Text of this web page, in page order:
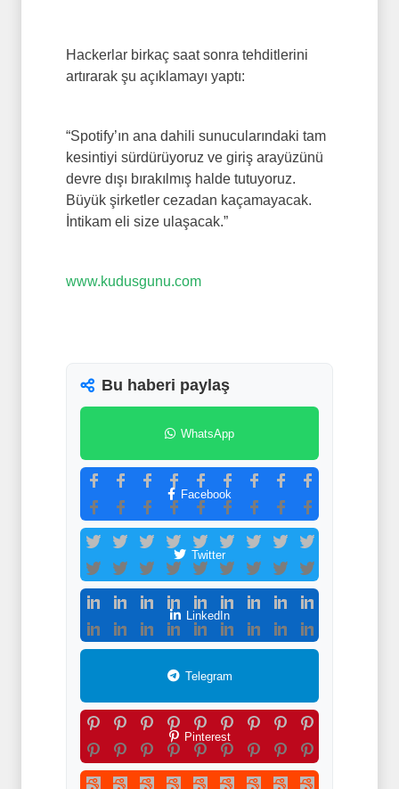
Hackerlar birkaç saat sonra tehditlerini
artırarak şu açıklamayı yaptı:
“Spotify’ın ana dahili sunucularındaki tam
kesintiyi sürdürüyoruz ve giriş arayüzünü
devre dışı bırakılmış halde tutuyoruz.
Büyük şirketler cezadan kaçamayacak.
İntikam eli size ulaşacak.”
www.kudusgunu.com
Bu haberi paylaş
WhatsApp
Facebook
Twitter
LinkedIn
Telegram
Pinterest